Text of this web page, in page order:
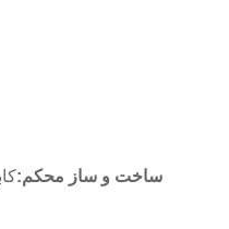
ساخت و ساز محکم: